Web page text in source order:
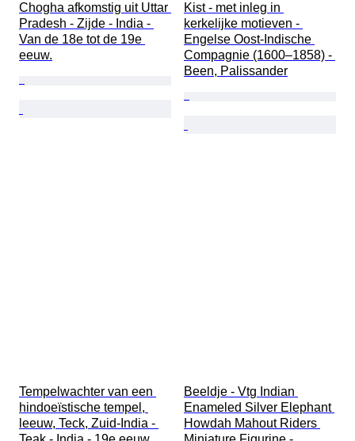
Chogha afkomstig uit Uttar
Pradesh - Zijde - India -
Van de 18e tot de 19e
eeuw.
Kist - met inleg in
kerkelijke motieven -
Engelse Oost-Indische
Compagnie (1600–1858) -
Been, Palissander
Tempelwachter van een
hindoeïstische tempel,
leeuw, Teck, Zuid-India -
Beeldje - Vtg Indian
Enameled Silver Elephant
Howdah Mahout Riders